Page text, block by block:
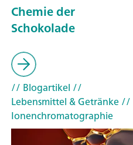
Chemie der
Schokolade
// Blogartikel //
Lebensmittel & Getränke//
Ionenchromatographie